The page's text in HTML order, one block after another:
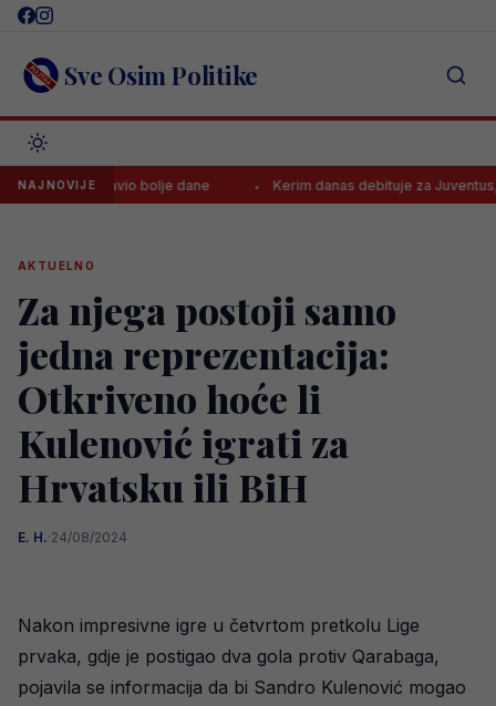
Skip
content Sve Osim Politike
NAJNOVIJE
pa najavio bolje dane Kerim danas debituje za Juventus, evo
AKTUELNO
Za njega postoji samo
jedna reprezentacija:
Otkriveno hoće li
Kulenović igrati za
Hrvatsku ili BiH
E. H.·24/08/2024
Nakon impresivne igre u četvrtom pretkolu Lige
prvaka, gdje je postigao dva gola protiv Qarabaga,
pojavila se informacija da bi Sandro Kulenović mogao